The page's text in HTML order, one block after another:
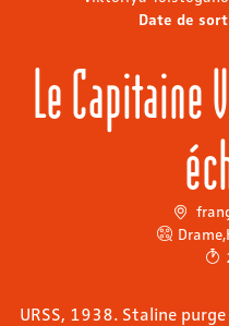
Date de
Le
Drame,
URSS, 1938. Staline